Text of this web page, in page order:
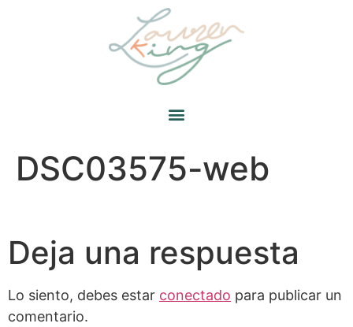
DSC03575-web
Deja una respuesta
Lo siento, debes estar conectado para publicar un
comentario.